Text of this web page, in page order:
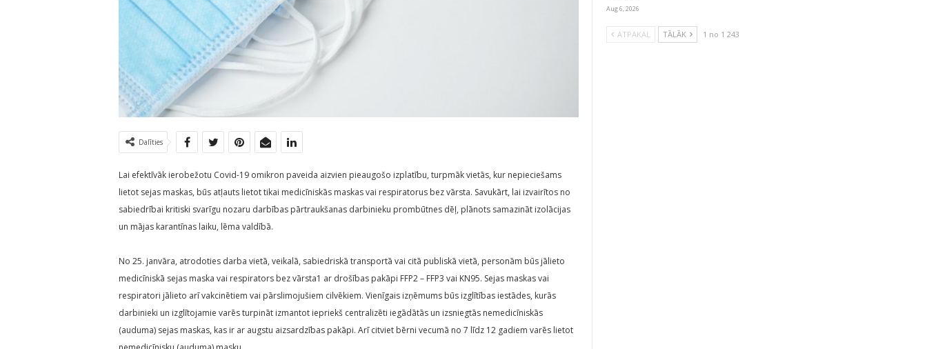
Dalīties
Lai efektīvāk ierobežotu Covid-19 omikron paveida aizvien pieaugošo izplatību, turpmāk vietās, kur nepieciešams
lietot sejas maskas, būs atļauts lietot tikai medicīniskās maskas vai respiratorus bez vārsta. Savukārt, lai izvairītos no
sabiedrībai kritiski svarīgu nozaru darbības pārtraukšanas darbinieku prombūtnes dēļ, plānots samazināt izolācijas
un mājas karantīnas laiku, lēma valdībā.
No 25. janvāra, atrodoties darba vietā, veikalā, sabiedriskā transportā vai citā publiskā vietā, personām būs jālieto
medicīniskā sejas maska vai respirators bez vārsta1 ar drošības pakāpi FFP2 – FFP3 vai KN95. Sejas maskas vai
respiratori jālieto arī vakcinētiem vai pārslimojušiem cilvēkiem. Vienīgais izņēmums būs izglītības iestādes, kurās
darbinieki un izglītojamie varēs turpināt izmantot iepriekš centralizēti iegādātās un izsniegtās nemedicīniskās
(auduma) sejas maskas, kas ir ar augstu aizsardzības pakāpi. Arī citviet bērni vecumā no 7 līdz 12 gadiem varēs lietot
Aug 6, 2026
ATPAKAĻ TĀLĀK 1 no 1 243